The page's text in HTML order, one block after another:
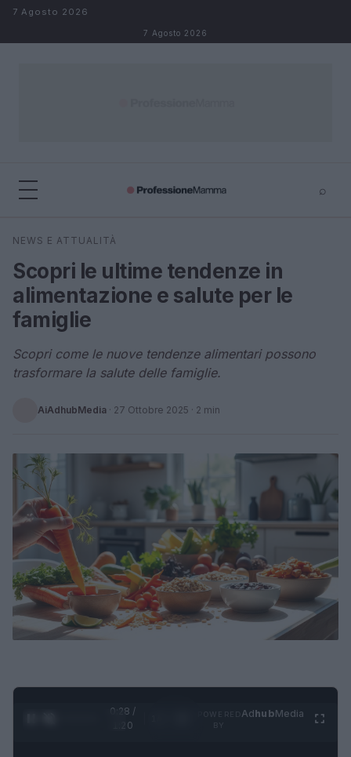
Salta al contenuto
7 Agosto 2026
7 Agosto 2026
⌕
Cerca
NEWS E ATTUALITÀ
Scopri le ultime tendenze in
alimentazione e salute per le
famiglie
Scopri come le nuove tendenze alimentari possono
trasformare la salute delle famiglie.
AiAdhubMedia · 27 Ottobre 2025 · 2 min
0:28 /
1:20
AdhubMedia